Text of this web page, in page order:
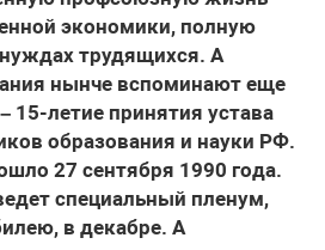
экономики, полную
трудящихся. А
нынче вспоминают еще
15-летие принятия устава
образования и науки РФ.
27 сентября 1990 года.
специальный пленум,
в декабре. А